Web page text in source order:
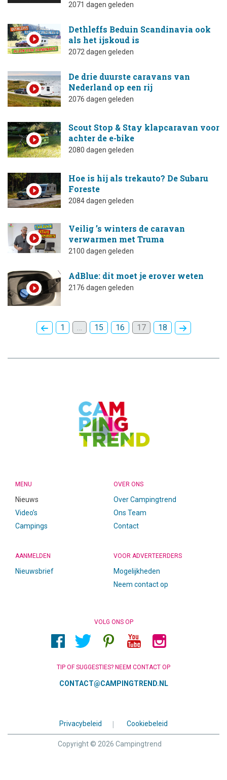
2071 dagen geleden
Dethleffs Beduin Scandinavia ook
als het ijskoud is
2072 dagen geleden
De drie duurste caravans van
Nederland op een rij
2076 dagen geleden
Scout Stop & Stay klapcaravan voor
achter de e-bike
2080 dagen geleden
Hoe is hij als trekauto? De Subaru
Foreste
2084 dagen geleden
Veilig ’s winters de caravan
verwarmen met Truma
2100 dagen geleden
AdBlue: dit moet je erover weten
2176 dagen geleden
1 … 15 16 17 18
MENU
Nieuws
Video’s
Campings
OVER ONS
Over Campingtrend
Ons Team
Contact
AANMELDEN
Nieuwsbrief
VOOR ADVERTEERDERS
Mogelijkheden
Neem contact op
VOLG ONS OP
TIP OF SUGGESTIES? NEEM CONTACT OP
CONTACT@CAMPINGTREND.NL
Privacybeleid | Cookiebeleid
Copyright © 2026 Campingtrend